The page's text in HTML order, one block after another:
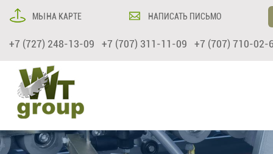
МЫ НА КАРТЕ НАПИСАТЬ ПИСЬМО
+7 (727) 248-13-09 +7 (707) 311-11-09 +7 (707) 710-02-